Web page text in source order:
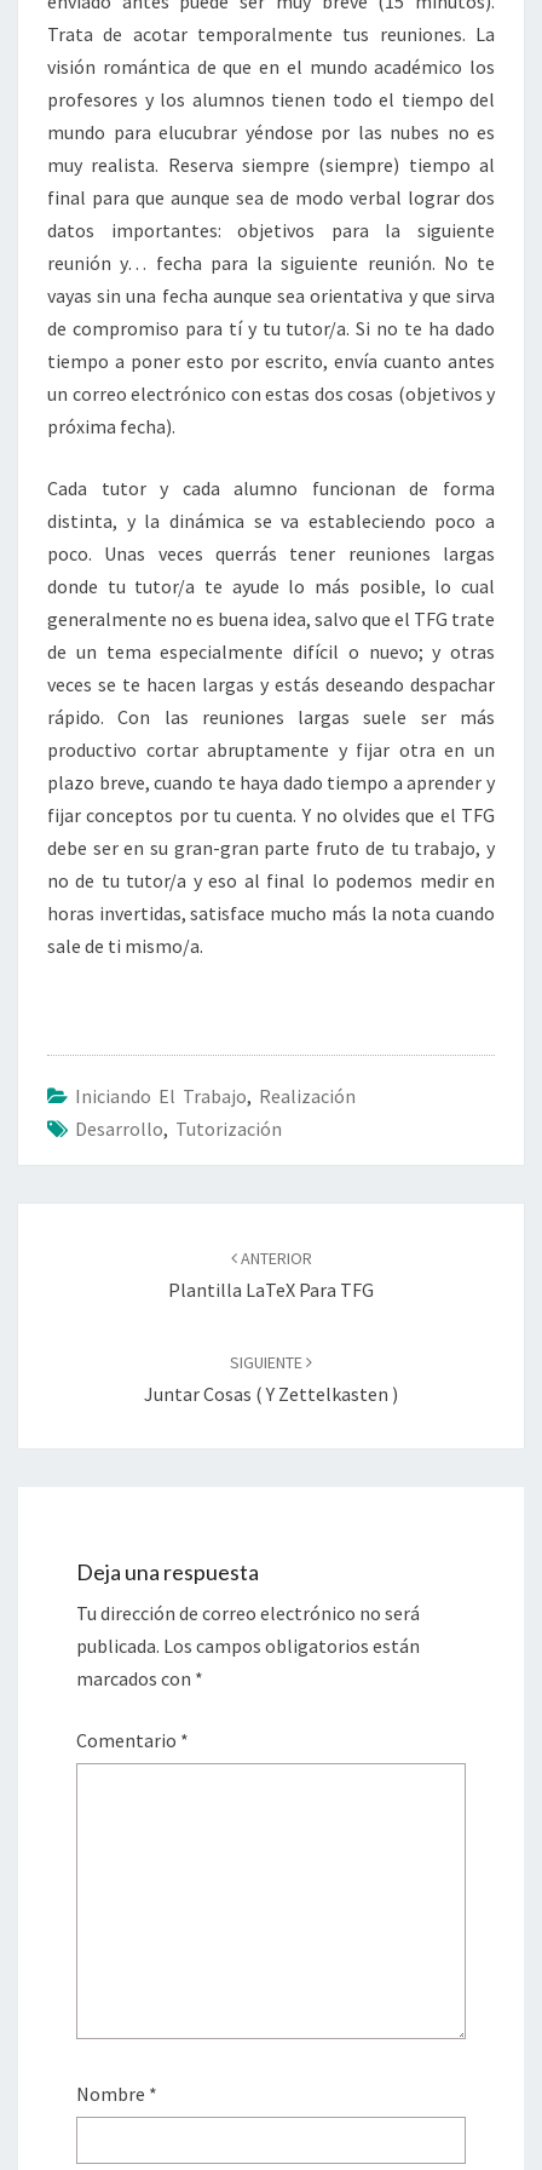
Trata de acotar temporalmente tus reuniones. La
visión romántica de que en el mundo académico los
profesores y los alumnos tienen todo el tiempo del
mundo para elucubrar yéndose por las nubes no es
muy realista. Reserva siempre (siempre) tiempo al
final para que aunque sea de modo verbal lograr dos
datos importantes: objetivos para la siguiente
reunión y… fecha para la siguiente reunión. No te
vayas sin una fecha aunque sea orientativa y que sirva
de compromiso para tí y tu tutor/a. Si no te ha dado
tiempo a poner esto por escrito, envía cuanto antes
un correo electrónico con estas dos cosas (objetivos y
próxima fecha).
Cada tutor y cada alumno funcionan de forma
distinta, y la dinámica se va estableciendo poco a
poco. Unas veces querrás tener reuniones largas
donde tu tutor/a te ayude lo más posible, lo cual
generalmente no es buena idea, salvo que el TFG trate
de un tema especialmente difícil o nuevo; y otras
veces se te hacen largas y estás deseando despachar
rápido. Con las reuniones largas suele ser más
productivo cortar abruptamente y fijar otra en un
plazo breve, cuando te haya dado tiempo a aprender y
fijar conceptos por tu cuenta. Y no olvides que el TFG
debe ser en su gran-gran parte fruto de tu trabajo, y
no de tu tutor/a y eso al final lo podemos medir en
horas invertidas, satisface mucho más la nota cuando
sale de ti mismo/a.
Iniciando El Trabajo, Realización
Desarrollo, Tutorización
ANTERIOR
Plantilla LaTeX Para TFG
SIGUIENTE
Juntar Cosas ( Y Zettelkasten )
Deja una respuesta
Tu dirección de correo electrónico no será
publicada. Los campos obligatorios están
marcados con *
Comentario *
Nombre *